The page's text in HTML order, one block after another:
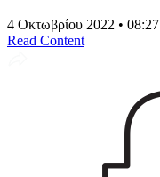
4 Οκτωβρίου 2022 • 08:27
Read Content